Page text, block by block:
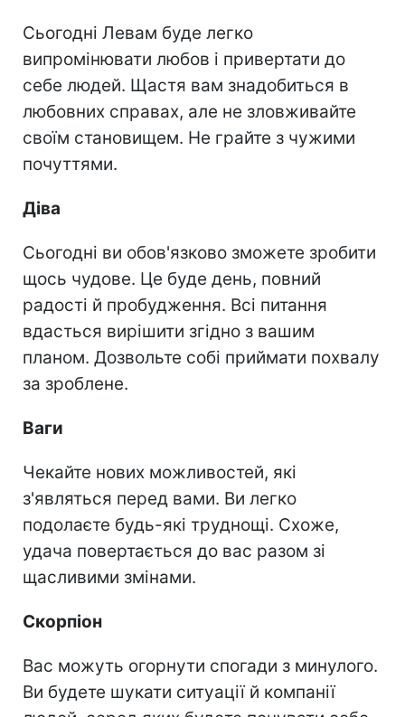
Сьогодні Левам буде легко
випромінювати любов і привертати до
себе людей. Щастя вам знадобиться в
любовних справах, але не зловживайте
своїм становищем. Не грайте з чужими
почуттями.
Діва
Сьогодні ви обов'язково зможете зробити
щось чудове. Це буде день, повний
радості й пробудження. Всі питання
вдасться вирішити згідно з вашим
планом. Дозвольте собі приймати похвалу
за зроблене.
Ваги
Чекайте нових можливостей, які
з'являться перед вами. Ви легко
подолаєте будь-які труднощі. Схоже,
удача повертається до вас разом зі
щасливими змінами.
Скорпіон
Вас можуть огорнути спогади з минулого.
Ви будете шукати ситуації й компанії